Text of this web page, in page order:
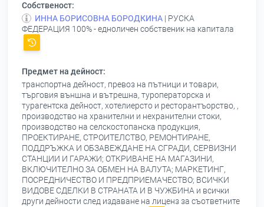
Собственост:
ИННА БОРИСОВНА БОРОДКИНА | РУСКА
ФЕДЕРАЦИЯ 100% - едноличен собственик на капитала
Предмет на дейност:
транспортна дейност, превоз на пътници и товари,
търговия външна и вътрешна, туроператорска и
турагентска дейност, хотелиерсто и ресторантъорство, ,
производство на хранителни и нехранителни стоки,
производство на селскостопанска продукция,
ПРОЕКТИРАНЕ, СТРОИТЕЛСТВО, РЕМОНТИРАНЕ,
ПОДДРЪЖКА И ОБЗАВЕЖДАНЕ НА СГРАДИ, СЕРВИЗНИ
СТАНЦИИ И ГАРАЖИ; ОТКРИВАНЕ НА МАГАЗИНИ,
ВКЛЮЧИТЕЛНО ЗА ОБМЕН НА ВАЛУТА; МАРКЕТИНГ,
ПОСРЕДНИЧЕСТВО И ПРЕДПРИЕМАЧЕСТВО; ВСИЧКИ
ВИДОВЕ СДЕЛКИ В СТРАНАТА И В ЧУЖБИНА и всички
други дейности след издаване на лиценз за съответните